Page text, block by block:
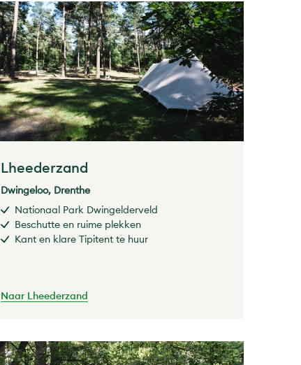
Lheederzand
Dwingeloo, Drenthe
Nationaal Park Dwingelderveld
Beschutte en ruime plekken
Kant en klare Tipitent te huur
Naar Lheederzand